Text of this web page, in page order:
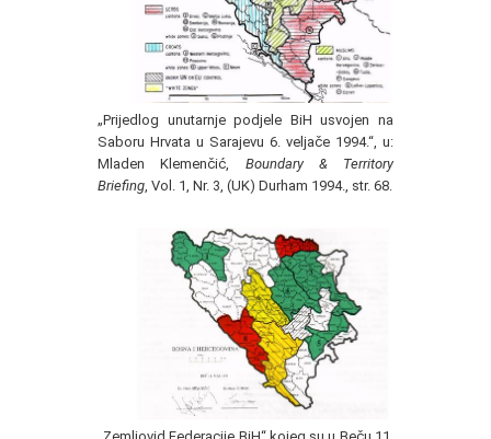
„Prijedlog unutarnje podjele BiH usvojen na
Saboru Hrvata u Sarajevu 6. veljače 1994.“, u:
Mladen Klemenčić, Boundary & Territory
Briefing, Vol. 1, Nr. 3, (UK) Durham 1994., str. 68.